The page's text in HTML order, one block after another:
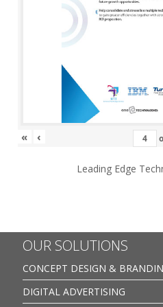
« ‹
Leading Edge
OUR SOLUTIONS
CONCEPT DESIGN &
DIGITAL ADVERTISING